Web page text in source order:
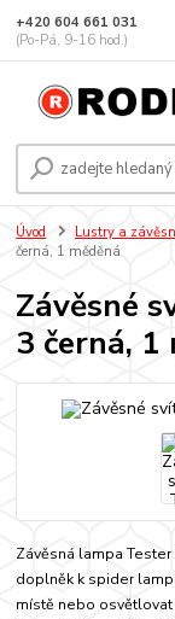
+420 604 661 031
(Po-Pá, 9-16 hod.)
Úvod Lustry a
černá, 1 měděná
Závěsné
3 černá, 1
Závěsná lampa
doplněk k spider
místě nebo